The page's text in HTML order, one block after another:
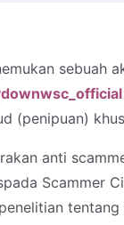
sebuah
(penipuan)
anti
Scammer